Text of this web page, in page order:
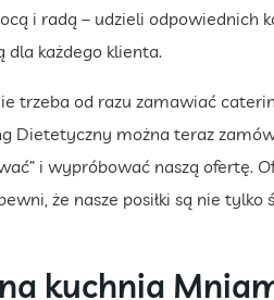
i radą – udzieli
dla każdego klienta.
trzeba od razu zamawiać
Dietetyczny można teraz
i wypróbować naszą ofertę.
że nasze posiłki są nie
kuchnia